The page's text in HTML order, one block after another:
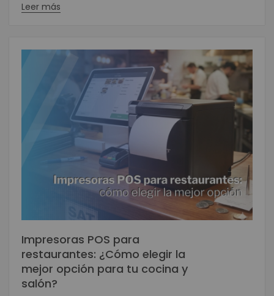
Leer más
Impresoras POS para
restaurantes: ¿Cómo elegir la
mejor opción para tu cocina y
salón?